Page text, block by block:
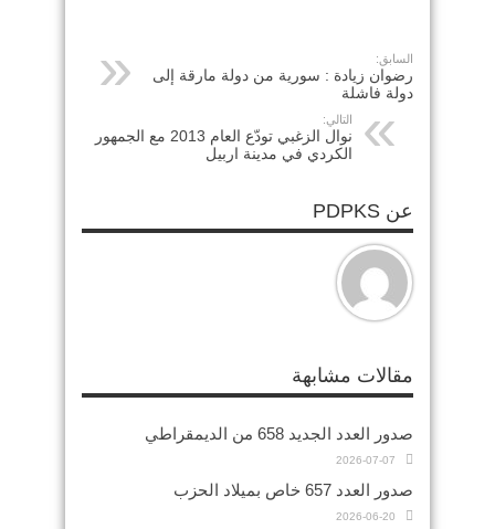
السابق:
رضوان زيادة : سورية من دولة مارقة إلى
دولة فاشلة
التالي:
نوال الزغبي تودّع العام 2013 مع الجمهور
الكردي في مدينة اربيل
عن PDPKS
مقالات مشابهة
صدور العدد الجديد 658 من الديمقراطي
2026-07-07
صدور العدد 657 خاص بميلاد الحزب
2026-06-20